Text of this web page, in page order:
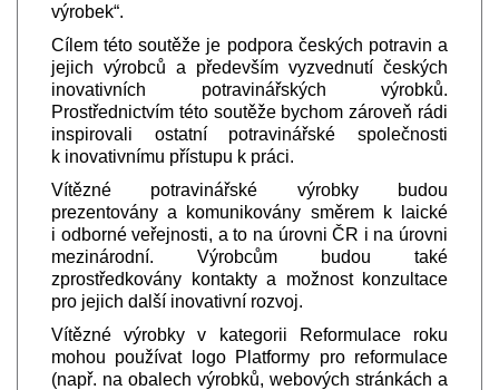
výrobek“.
Cílem této soutěže je podpora českých potravin a
jejich výrobců a především vyzvednutí českých
inovativních potravinářských výrobků.
Prostřednictvím této soutěže bychom zároveň rádi
inspirovali ostatní potravinářské společnosti
k inovativnímu přístupu k práci.
Vítězné potravinářské výrobky budou
prezentovány a komunikovány směrem k laické
i odborné veřejnosti, a to na úrovni ČR i na úrovni
mezinárodní. Výrobcům budou také
zprostředkovány kontakty a možnost konzultace
pro jejich další inovativní rozvoj.
Vítězné výrobky v kategorii Reformulace roku
mohou používat logo Platformy pro reformulace
(např. na obalech výrobků, webových stránkách a